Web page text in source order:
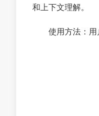
和上下文理解。
使用方法：用